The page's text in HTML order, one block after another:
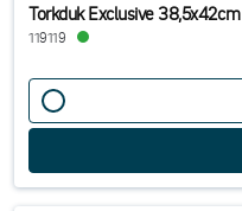
Torkduk Exclusive 38,5x42cm
119119